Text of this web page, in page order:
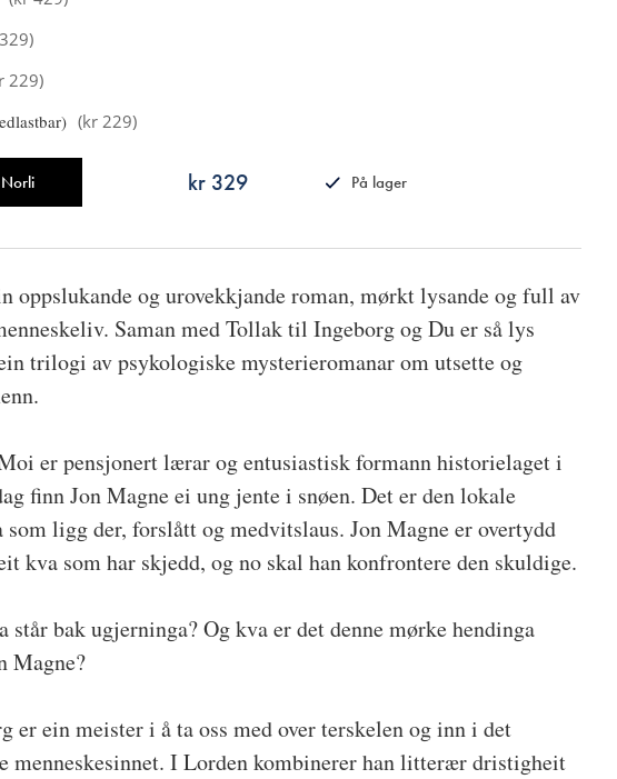
)
229)
(kr 229)
kr 329
På lager
oppslukande og urovekkjande roman, mørkt lysande og full av
Saman med Tollak til Ingeborg og Du er så lys
trilogi av psykologiske mysterieromanar om utsette og
er pensjonert lærar og entusiastisk formann historielaget i
finn Jon Magne ei ung jente i snøen. Det er den lokale
som ligg der, forslått og medvitslaus. Jon Magne er overtydd
kva som har skjedd, og no skal han konfrontere den skuldige.
står bak ugjerninga? Og kva er det denne mørke hendinga
Magne?
er ein meister i å ta oss med over terskelen og inn i det
menneskesinnet. I Lorden kombinerer han litterær dristigheit